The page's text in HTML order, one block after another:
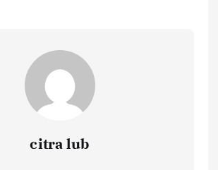
citra lub